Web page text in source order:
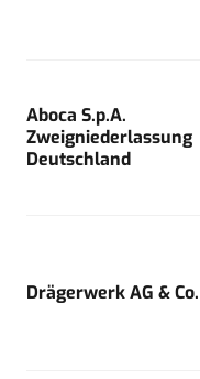
Aboca S.p.A.
Zweigniederlassung
Deutschland
Drägerwerk AG &